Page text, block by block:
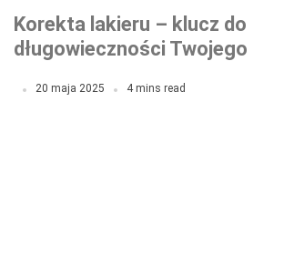
Korekta lakieru – klucz do
długowieczności Twojego
20 maja 2025 4 mins read